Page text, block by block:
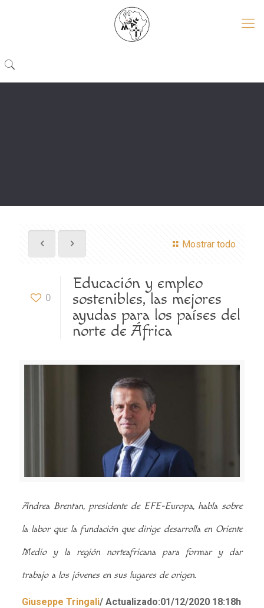
Mostrar todo
0
Educación y empleo
sostenibles, las mejores
ayudas para los países del
norte de África
Andrea Brentan, presidente de EFE-Europa, habla sobre
la labor que la fundación que dirige desarrolla en Oriente
Medio y la región norteafricana para formar y dar
trabajo a los jóvenes en sus lugares de origen.
Giuseppe Tringali/ Actualizado:01/12/2020 18:18h